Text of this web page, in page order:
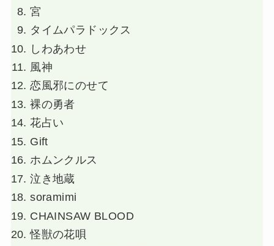
宮
タイムパラドックス
しわあわせ
風神
恋風邪にのせて
裸の勇者
花占い
Gift
ホムンクルス
泣き地蔵
soramimi
CHAINSAW BLOOD
怪獣の花唄